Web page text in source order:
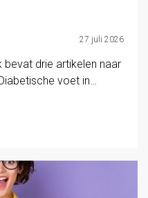
27 juli 2026
bevat drie artikelen naar
voet in…